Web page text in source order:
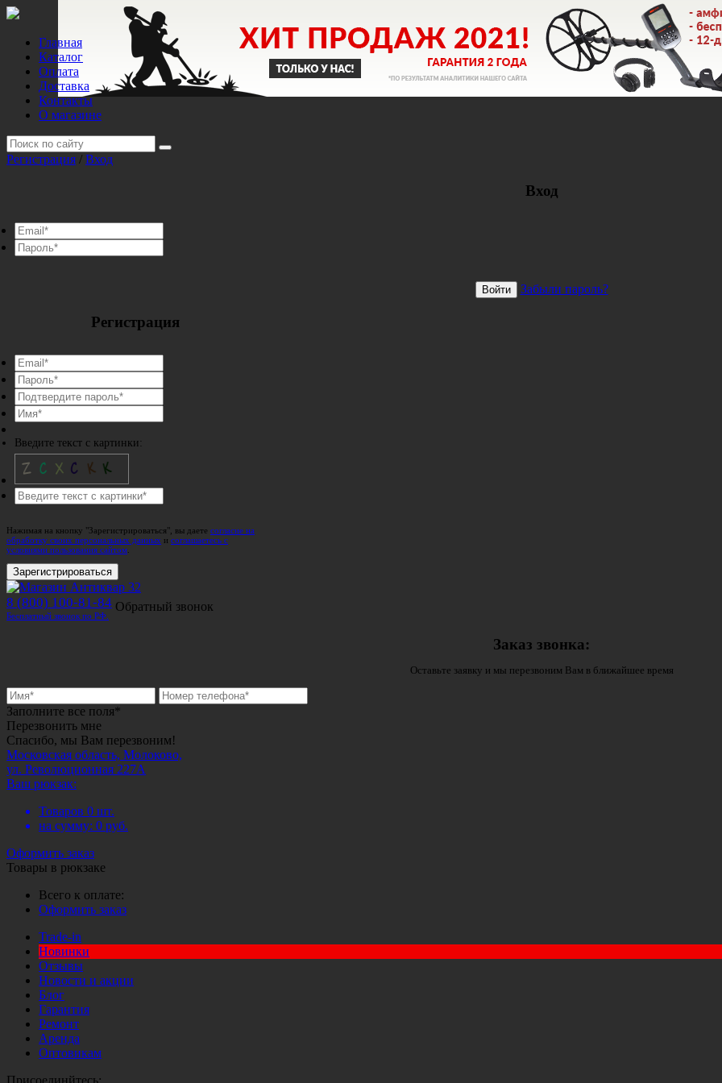
Главная
Каталог
Оплата
Доставка
Контакты
О магазине
Регистрация / Вход
Вход
Войти Забыли пароль?
Регистрация
Введите текст с картинки:
Нажимая на кнопку "Зарегистрироваться", вы даете согласие на
обработку своих персональных данных и соглашаетесь с
условиями пользования сайтом
Зарегистрироваться
8 (800) 100-81-84
Бесплатный звонок по РФ.
Обратный звонок
Заказ звонка:
Оставьте заявку и мы перезвоним Вам в ближайшее время
Заполните все поля*
Перезвонить мне
Спасибо, мы Вам перезвоним!
Московская область, Молоково,
ул. Революционная 227А
Ваш рюкзак:
Товаров 0 шт.
на сумму: 0 руб.
Оформить заказ
Товары в рюкзаке
Всего к оплате:
Оформить заказ
Trade-in
Новинки
Отзывы
Новости и акции
Блог
Гарантия
Ремонт
Аренда
Оптовикам
Присоединйтесь: